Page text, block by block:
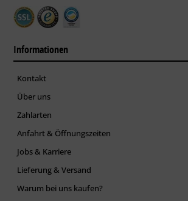
Informationen
Kontakt
Über uns
Zahlarten
Anfahrt & Öffnungszeiten
Jobs & Karriere
Lieferung & Versand
Warum bei uns kaufen?